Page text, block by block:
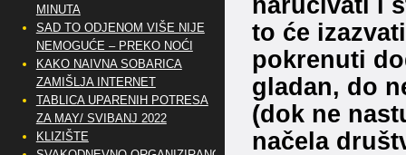
to će
pokrenuti
gladan, do
(dok ne
načela
MINUTA
SAD TO ODJENOM VIŠE NIJE
NEMOGUĆE – PREKO NOĆI
KAKO NAIVNA SOBARICA
ZAMIŠLJA INTERNET
TABLICA UPARENIH POTRESA
ZA MAY/ SVIBANJ 2022
KLIZIŠTE